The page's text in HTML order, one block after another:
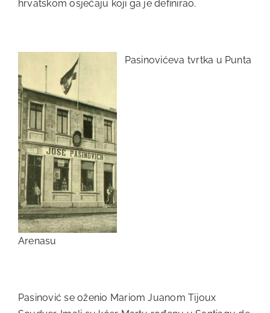
hrvatskom osjećaju koji ga je definirao.
Pasinovićeva tvrtka u Punta
Arenasu
Pasinović se oženio Mariom Juanom Tijoux